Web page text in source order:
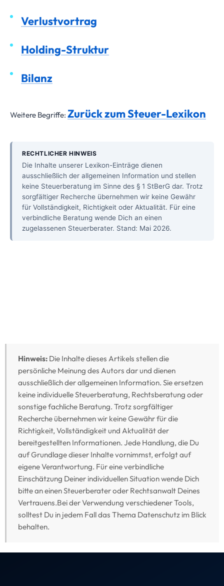
Verlustvortrag
Holding-Struktur
Bilanz
Weitere Begriffe: Zurück zum Steuer-Lexikon
RECHTLICHER HINWEIS
Die Inhalte unserer Lexikon-Einträge dienen
ausschließlich der allgemeinen Information und stellen
keine Steuerberatung im Sinne des § 1 StBerG dar. Trotz
sorgfältiger Recherche übernehmen wir keine Gewähr
für Vollständigkeit, Richtigkeit oder Aktualität. Für eine
verbindliche Beratung wende Dich an einen
zugelassenen Steuerberater. Stand: Mai 2026.
Hinweis:Die Inhalte dieses Artikels stellen die
persönliche Meinung des Autors dar und dienen
ausschließlich der allgemeinen Information. Sie ersetzen
keine individuelle Steuerberatung, Rechtsberatung oder
sonstige fachliche Beratung. Trotz sorgfältiger
Recherche übernehmen wir keine Gewähr für die
Richtigkeit, Vollständigkeit und Aktualität der
bereitgestellten Informationen. Jede Handlung, die Du
auf Grundlage dieser Inhalte vornimmst, erfolgt auf
eigene Verantwortung. Für eine verbindliche
Einschätzung Deiner individuellen Situation wende Dich
bitte an einen Steuerberater oder Rechtsanwalt Deines
Vertrauens.Bei der Verwendung verschiedener Tools,
solltest Du in jedem Fall das Thema Datenschutz im Blick
behalten.